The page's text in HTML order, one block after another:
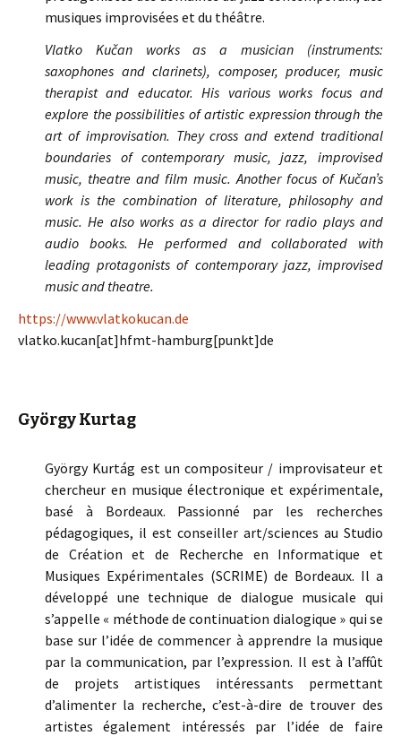
musiques improvisées et du théâtre.
Vlatko Kučan works as a musician (instruments:
saxophones and clarinets), composer, producer, music
therapist and educator. His various works focus and
explore the possibilities of artistic expression through the
art of improvisation. They cross and extend traditional
boundaries of contemporary music, jazz, improvised
music, theatre and film music. Another focus of Kučan’s
work is the combination of literature, philosophy and
music. He also works as a director for radio plays and
audio books. He performed and collaborated with
leading protagonists of contemporary jazz, improvised
music and theatre.
https://www.vlatkokucan.de
vlatko.kucan[at]hfmt-hamburg[punkt]de
György Kurtag
György Kurtág est un compositeur / improvisateur et
chercheur en musique électronique et expérimentale,
basé à Bordeaux. Passionné par les recherches
pédagogiques, il est conseiller art/sciences au Studio
de Création et de Recherche en Informatique et
Musiques Expérimentales (SCRIME) de Bordeaux. Il a
développé une technique de dialogue musicale qui
s’appelle « méthode de continuation dialogique » qui se
base sur l’idée de commencer à apprendre la musique
par la communication, par l’expression. Il est à l’affût
de projets artistiques intéressants permettant
d’alimenter la recherche, c’est-à-dire de trouver des
artistes également intéressés par l’idée de faire